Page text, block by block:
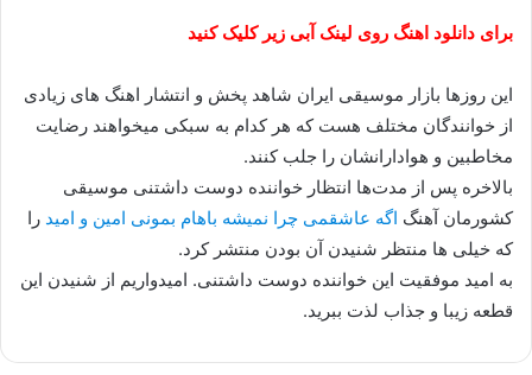
برای دانلود اهنگ روی لینک آبی زیر کلیک کنید
این روزها بازار موسیقی ایران شاهد پخش و انتشار اهنگ های زیادی
از خوانندگان مختلف هست که هر کدام به سبکی میخواهند رضایت
مخاطبین و هوادارانشان را جلب کنند.
بالاخره پس از مدت‌ها انتظار خواننده دوست داشتنی موسیقی
کشورمان آهنگ اگه عاشقمی چرا نمیشه باهام بمونی امین و امید را
که خیلی ها منتظر شنیدن آن بودن منتشر کرد.
به امید موفقیت این خواننده دوست داشتنی. امیدواریم از شنیدن این
قطعه زیبا و جذاب لذت ببرید.